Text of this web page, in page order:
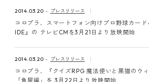
2014.03.20 プレスリリース
コロプラ、スマートフォン向けプロ野球カー
IDE』の テレビCMを3月21日より放映開始
2014.03.20 プレスリリース
コロプラ、『クイズRPG 魔法使いと黒猫のウ
「魚屋編」を 3月22日より放映開始